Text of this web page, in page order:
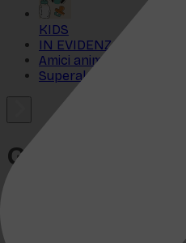
KIDS
IN EVIDENZA
Amici animali
Superalcolici
GDPR